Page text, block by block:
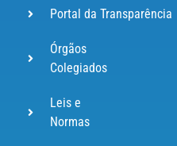
Portal da Transparência
Órgãos
Colegiados
Leis e
Normas